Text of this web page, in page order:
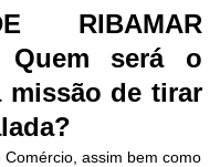
RIBAMAR
Quem será o
missão de tirar
assim bem como